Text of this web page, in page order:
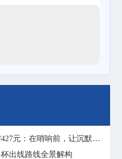
**2026首战入场券仅需427元：在哨响前，让沉默彻底失声**
出线路线全景解构